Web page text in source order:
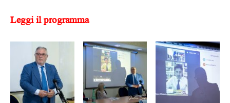
Leggi il programma